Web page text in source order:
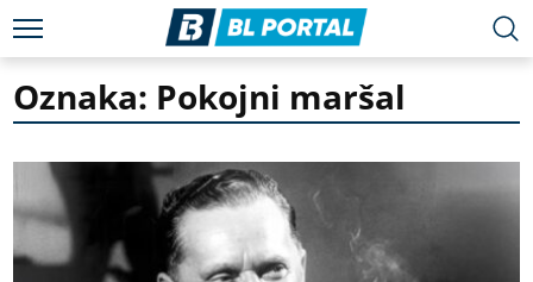
Oznaka: Pokojni maršal